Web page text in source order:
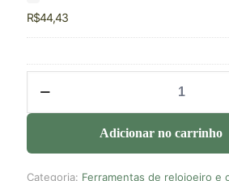
R$44,43
Adicionar no carrinho
Categoria: Ferramentas de relojoeiro e